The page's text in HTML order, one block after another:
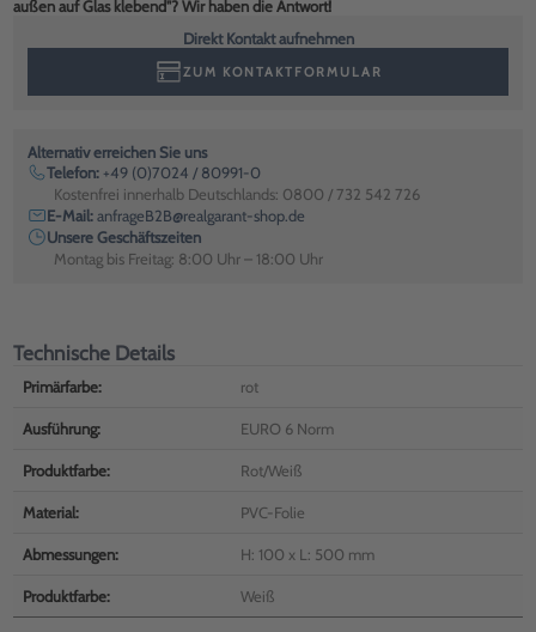
außen auf Glas klebend"? Wir haben die Antwort!
Direkt Kontakt aufnehmen
ZUM KONTAKTFORMULAR
Alternativ erreichen Sie uns
Telefon: +49 (0)7024 / 80991-0
Kostenfrei innerhalb Deutschlands: 0800 / 732 542 726
E-Mail:anfrageB2B@realgarant-shop.de
Unsere Geschäftszeiten
Montag bis Freitag: 8:00 Uhr – 18:00 Uhr
Technische Details
Primärfarbe: rot
Ausführung: EURO 6 Norm
Produktfarbe: Rot/Weiß
Material: PVC-Folie
Abmessungen: H: 100 x L: 500 mm
Produktfarbe: Weiß